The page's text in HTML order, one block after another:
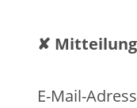
✘
E-Mail-